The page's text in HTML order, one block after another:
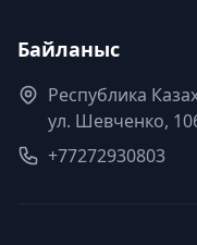
Байланыс
Республика
ул. Шевченко,
+77272930803